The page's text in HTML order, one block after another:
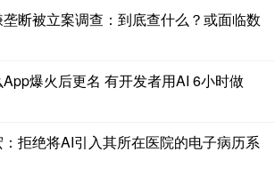
断被立案调查：到底查什么？或面临数
爆火后更名 有开发者用AI 6小时做
拒绝将AI引入其所在医院的电子病历系